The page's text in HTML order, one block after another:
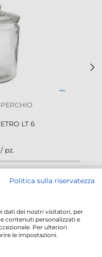
LT 6
/ pz.
Politica sulla riservatezza
dati dei nostri visitatori, per
contenuti personalizzati e
Per ulteriori
le impostazioni.